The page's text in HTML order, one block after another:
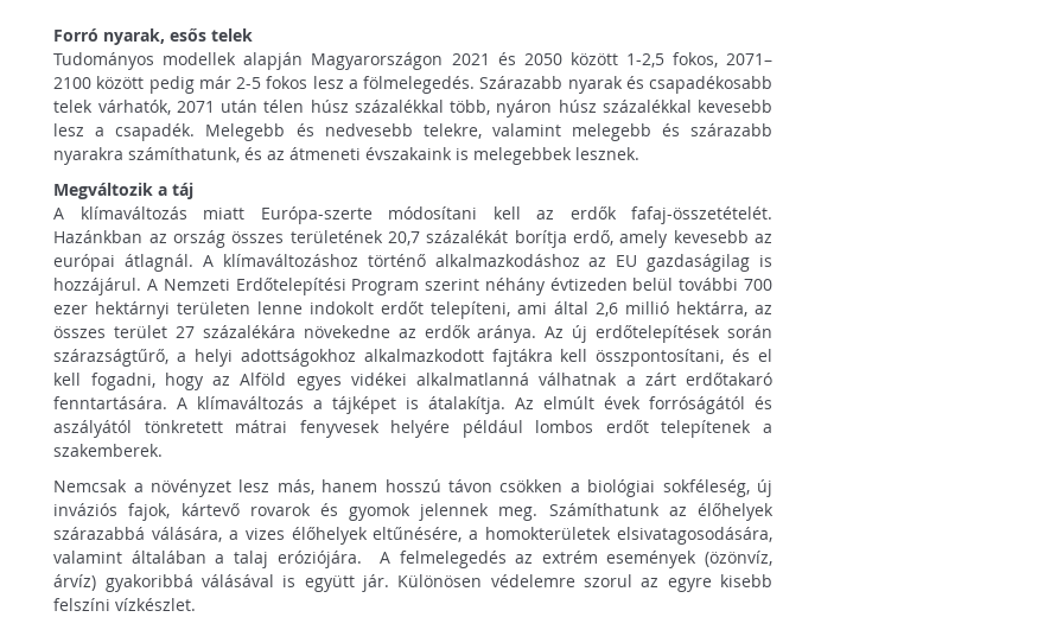
Forró nyarak, esős telek
Tudományos modellek alapján Magyarországon 2021 és 2050 között 1-2,5 fokos, 2071–
2100 között pedig már 2-5 fokos lesz a fölmelegedés. Szárazabb nyarak és csapadékosabb
telek várhatók, 2071 után télen húsz százalékkal több, nyáron húsz százalékkal kevesebb
lesz a csapadék. Melegebb és nedvesebb telekre, valamint melegebb és szárazabb
nyarakra számíthatunk, és az átmeneti évszakaink is melegebbek lesznek.
Megváltozik a táj
A klímaváltozás miatt Európa-szerte módosítani kell az erdők fafaj-összetételét.
Hazánkban az ország összes területének 20,7 százalékát borítja erdő, amely kevesebb az
európai átlagnál. A klímaváltozáshoz történő alkalmazkodáshoz az EU gazdaságilag is
hozzájárul. A Nemzeti Erdőtelepítési Program szerint néhány évtizeden belül további 700
ezer hektárnyi területen lenne indokolt erdőt telepíteni, ami által 2,6 millió hektárra, az
összes terület 27 százalékára növekedne az erdők aránya. Az új erdőtelepítések során
szárazságtűrő, a helyi adottságokhoz alkalmazkodott fajtákra kell összpontosítani, és el
kell fogadni, hogy az Alföld egyes vidékei alkalmatlanná válhatnak a zárt erdőtakaró
fenntartására. A klímaváltozás a tájképet is átalakítja. Az elmúlt évek forróságától és
aszályától tönkretett mátrai fenyvesek helyére például lombos erdőt telepítenek a
szakemberek.
Nemcsak a növényzet lesz más, hanem hosszú távon csökken a biológiai sokféleség, új
inváziós fajok, kártevő rovarok és gyomok jelennek meg. Számíthatunk az élőhelyek
szárazabbá válására, a vizes élőhelyek eltűnésére, a homokterületek elsivatagosodására,
valamint általában a talaj eróziójára. A felmelegedés az extrém események (özönvíz,
árvíz) gyakoribbá válásával is együtt jár. Különösen védelemre szorul az egyre kisebb
felszíni vízkészlet.